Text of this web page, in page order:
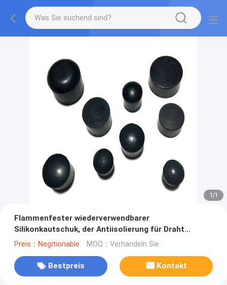
1/1
Flammenfester wiederverwendbarer
Silikonkautschuk, der Antiisolierung für Draht
Sleeving ist
Preis：Negitionable MOQ：Verhandeln Sie
Bestpreis Kontakt